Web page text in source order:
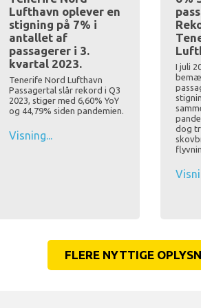
Lufthavn oplever en
stigning på 7% i
antallet af
passagerer i 3.
kvartal 2023.
Tenerife Nord Lufthavn
Passagertal slår rekord i Q3
2023, stiger med 6,60% YoY
og 44,79% siden pandemien.
Visning...
I juli
dog
FLERE NYTTIGE